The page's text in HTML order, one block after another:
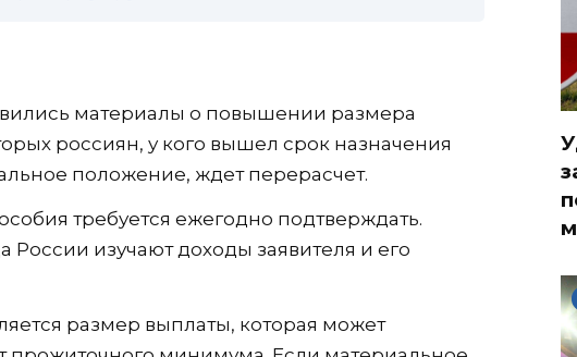
материалы о повышении размера
россиян, у кого вышел срок назначения
положение, ждет перерасчет.
требуется ежегодно подтверждать.
изучают доходы заявителя и его
размер выплаты, которая может